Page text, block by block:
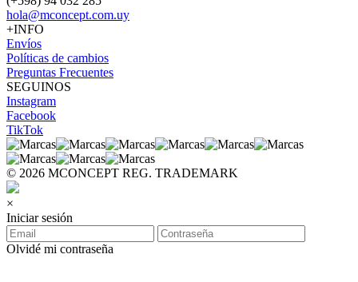
hola@mconcept.com.uy
+INFO
Envíos
Políticas de cambios
Preguntas Frecuentes
SEGUINOS
Instagram
Facebook
TikTok
© 2026 MCONCEPT REG. TRADEMARK
×
Iniciar sesión
Olvidé mi contraseña